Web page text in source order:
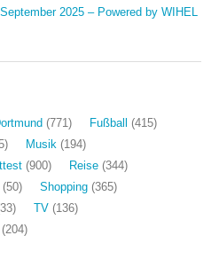
2025 – Powered by WIHEL
(771) Fußball
(415)
Musik (194)
(900) Reise (344)
(50) Shopping (365)
TV (136)
(204)